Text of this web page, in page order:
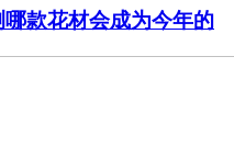
款花材会成为今年的